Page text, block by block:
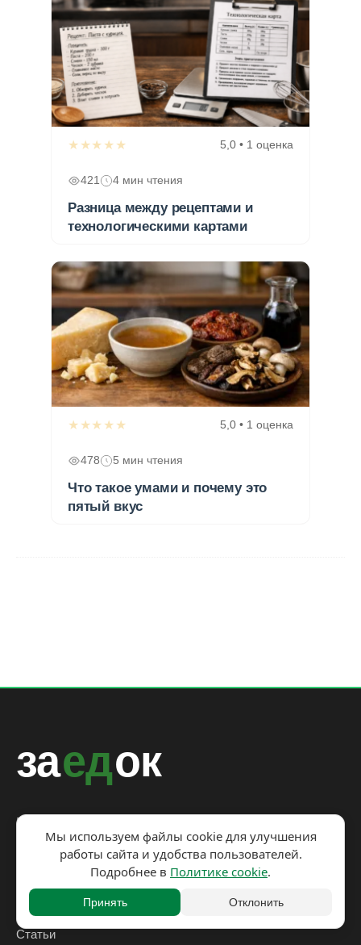
★★★★★ 5,0 • 1 оценка
421 4 мин чтения
Разница между рецептами и
технологическими картами
★★★★★ 5,0 • 1 оценка
478 5 мин чтения
Что такое умами и почему это
пятый вкус
Мы используем файлы cookie для улучшения
работы сайта и удобства пользователей.
Подробнее в Политике cookie.
Принять Отклонить
заедок
Рецепты на каждый день с пользой для здоровья и
бюджета.
Рецепты
Статьи